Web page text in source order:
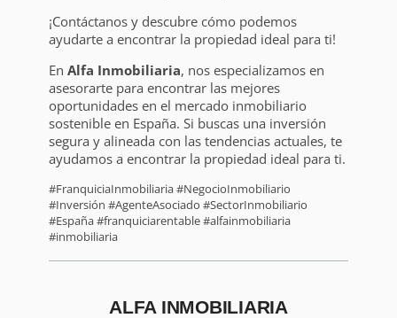
¡Contáctanos y descubre cómo podemos
ayudarte a encontrar la propiedad ideal para ti!
En Alfa Inmobiliaria, nos especializamos en
asesorarte para encontrar las mejores
oportunidades en el mercado inmobiliario
sostenible en España. Si buscas una inversión
segura y alineada con las tendencias actuales, te
ayudamos a encontrar la propiedad ideal para ti.
#FranquiciaInmobiliaria #NegocioInmobiliario
#Inversión #AgenteAsociado #SectorInmobiliario
#España #franquiciarentable #alfainmobiliaria
#inmobiliaria
ALFA INMOBILIARIA